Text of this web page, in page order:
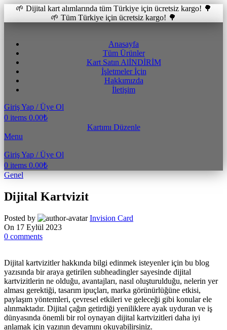
🌱 Dijital kart alımlarında tüm Türkiye için ücretsiz kargo! 🌳
🌱 Tüm Türkiye için ücretsiz kargo! 🌳
Anasayfa
Tüm Ürünler
Kart Satın AlİNDİRİM
İşletmeler İçin
Hakkımızda
İletişim
Giriş Yap / Üye Ol
0 items 0.00₺
Kartımı Düzenle
Menu
Giriş Yap / Üye Ol
0 items 0.00₺
Genel
Dijital Kartvizit
Posted by
Invision Card
On 17 Eylül 2023
0 comments
Dijital kartvizitler hakkında bilgi edinmek isteyenler için bu blog
yazısında bir araya getirilen subheadingler sayesinde dijital
kartvizitlerin ne olduğu, avantajları, nasıl oluşturulduğu, nelerin yer
alması gerektiği, tasarım ipuçları, marka görünürlüğüne etkisi,
paylaşım yöntemleri, çevresel etkileri ve geleceği gibi konular ele
alınmaktadır. Dijital çağın getirdiği yeniliklere ayak uyduran ve iş
dünyasında önemli bir rol oynayan dijital kartvizitleri daha iyi
anlamak için yazının devamını okuyabilirsiniz.